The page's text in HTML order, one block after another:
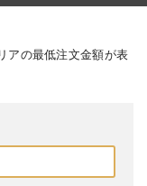
アの最低注文金額が表